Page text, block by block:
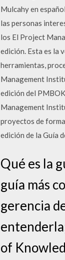
Mulcahy en
las personas
los El Project
edición. Esta es la
herramientas,
Management
edición del
Management
proyectos de
edición de la Guía
Qué es la
guía más
gerencia
of